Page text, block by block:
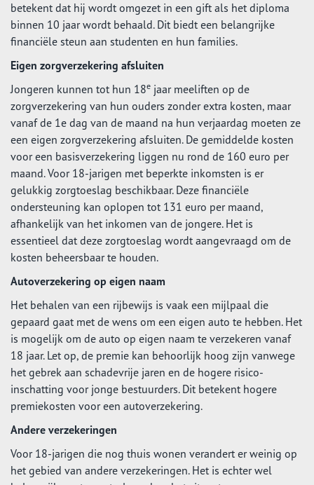
betekent dat hij wordt omgezet in een gift als het diploma
binnen 10 jaar wordt behaald. Dit biedt een belangrijke
financiële steun aan studenten en hun families.
Eigen zorgverzekering afsluiten
Jongeren kunnen tot hun 18e jaar meeliften op de
zorgverzekering van hun ouders zonder extra kosten, maar
vanaf de 1e dag van de maand na hun verjaardag moeten ze
een eigen zorgverzekering afsluiten. De gemiddelde kosten
voor een basisverzekering liggen nu rond de 160 euro per
maand. Voor 18-jarigen met beperkte inkomsten is er
gelukkig zorgtoeslag beschikbaar. Deze financiële
ondersteuning kan oplopen tot 131 euro per maand,
afhankelijk van het inkomen van de jongere. Het is
essentieel dat deze zorgtoeslag wordt aangevraagd om de
kosten beheersbaar te houden.
Autoverzekering op eigen naam
Het behalen van een rijbewijs is vaak een mijlpaal die
gepaard gaat met de wens om een eigen auto te hebben. Het
is mogelijk om de auto op eigen naam te verzekeren vanaf
18 jaar. Let op, de premie kan behoorlijk hoog zijn vanwege
het gebrek aan schadevrije jaren en de hogere risico-
inschatting voor jonge bestuurders. Dit betekent hogere
premiekosten voor een autoverzekering.
Andere verzekeringen
Voor 18-jarigen die nog thuis wonen verandert er weinig op
het gebied van andere verzekeringen. Het is echter wel